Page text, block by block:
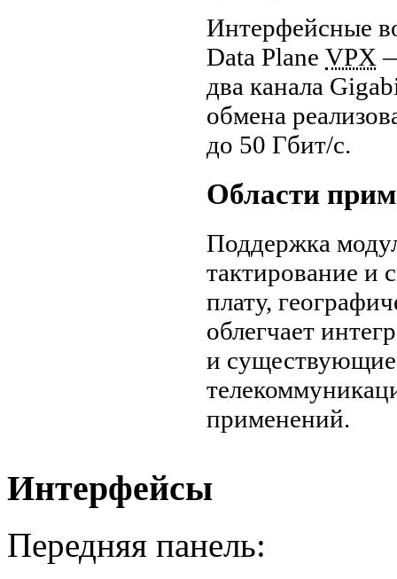
Интерфейсные
Data Plane VPX
два канала
обмена
до 50 Гбит/с.
Области
Поддержка
тактирование и
плату,
облегчает
и
применений.
Интерфейсы
Передняя панель: